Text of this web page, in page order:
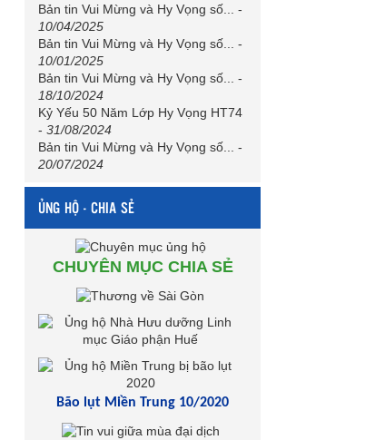
Bản tin Vui Mừng và Hy Vọng số...
-
10/04/2025
Bản tin Vui Mừng và Hy Vọng số...
-
10/01/2025
Bản tin Vui Mừng và Hy Vọng số...
-
18/10/2024
Kỷ Yếu 50 Năm Lớp Hy Vọng HT74
- 31/08/2024
Bản tin Vui Mừng và Hy Vọng số...
-
20/07/2024
ỦNG HỘ - CHIA SẺ
CHUYÊN MỤC CHIA SẺ
Bão lụt Miền Trung 10/2020